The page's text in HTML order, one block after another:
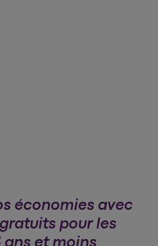
économies avec
pour les
ans et moins